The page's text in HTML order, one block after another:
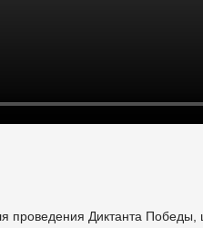
проведения Диктанта Победы,